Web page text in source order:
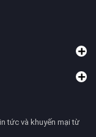
tức và khuyến mại từ